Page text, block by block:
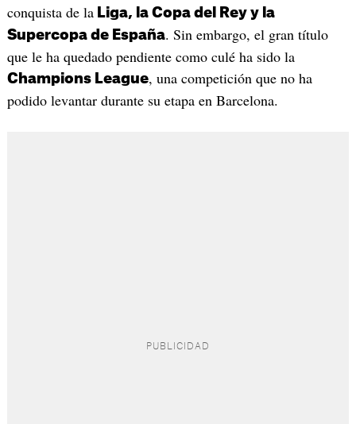
conquista de la Liga, la Copa del Rey y la
Supercopa de España. Sin embargo, el gran título
que le ha quedado pendiente como culé ha sido la
Champions League, una competición que no ha
podido levantar durante su etapa en Barcelona.